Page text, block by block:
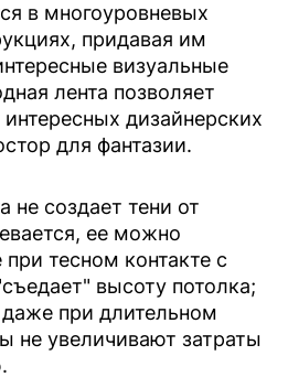
в многоуровневых
придавая им
визуальные
лента позволяет
дизайнерских
для фантазии.
не создает тени от
ее можно
тесном контакте с
высоту потолка;
при длительном
не увеличивают затраты